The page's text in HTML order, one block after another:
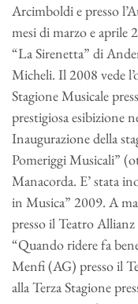
Arcimboldi e presso
mesi di marzo e aprile
“La Sirenetta” di
Micheli. Il 2008 vede
Stagione Musicale
prestigiosa esibizione
Inaugurazione della
Pomeriggi Musicali”
Manacorda. E’ stata
in Musica” 2009. A
presso il Teatro
“Quando ridere fa
Menfi (AG) presso il
alla Terza Stagione